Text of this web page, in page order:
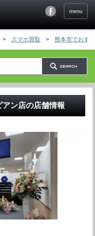
menu
> スマホ買取 > 熊本市でおす
アン店の店舗情報